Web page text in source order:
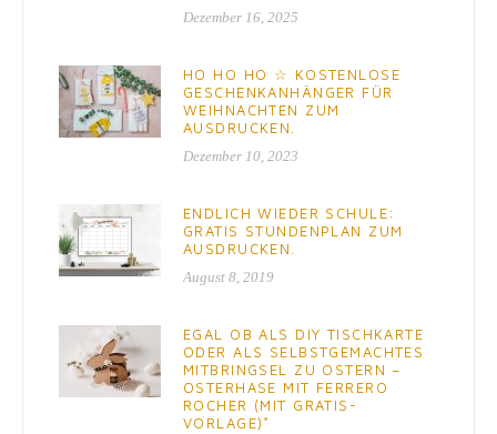
Dezember 16, 2025
HO HO HO ☆ KOSTENLOSE
GESCHENKANHÄNGER FÜR
WEIHNACHTEN ZUM
AUSDRUCKEN.
Dezember 10, 2023
ENDLICH WIEDER SCHULE:
GRATIS STUNDENPLAN ZUM
AUSDRUCKEN.
August 8, 2019
EGAL OB ALS DIY TISCHKARTE
ODER ALS SELBSTGEMACHTES
MITBRINGSEL ZU OSTERN –
OSTERHASE MIT FERRERO
ROCHER (MIT GRATIS-
VORLAGE)*